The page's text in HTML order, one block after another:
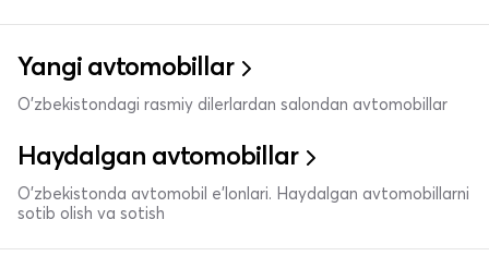
Yangi avtomobillar
O'zbekistondagi rasmiy dilerlardan salondan avtomobillar
Haydalgan avtomobillar
O'zbekistonda avtomobil e’lonlari. Haydalgan avtomobillarni
sotib olish va sotish